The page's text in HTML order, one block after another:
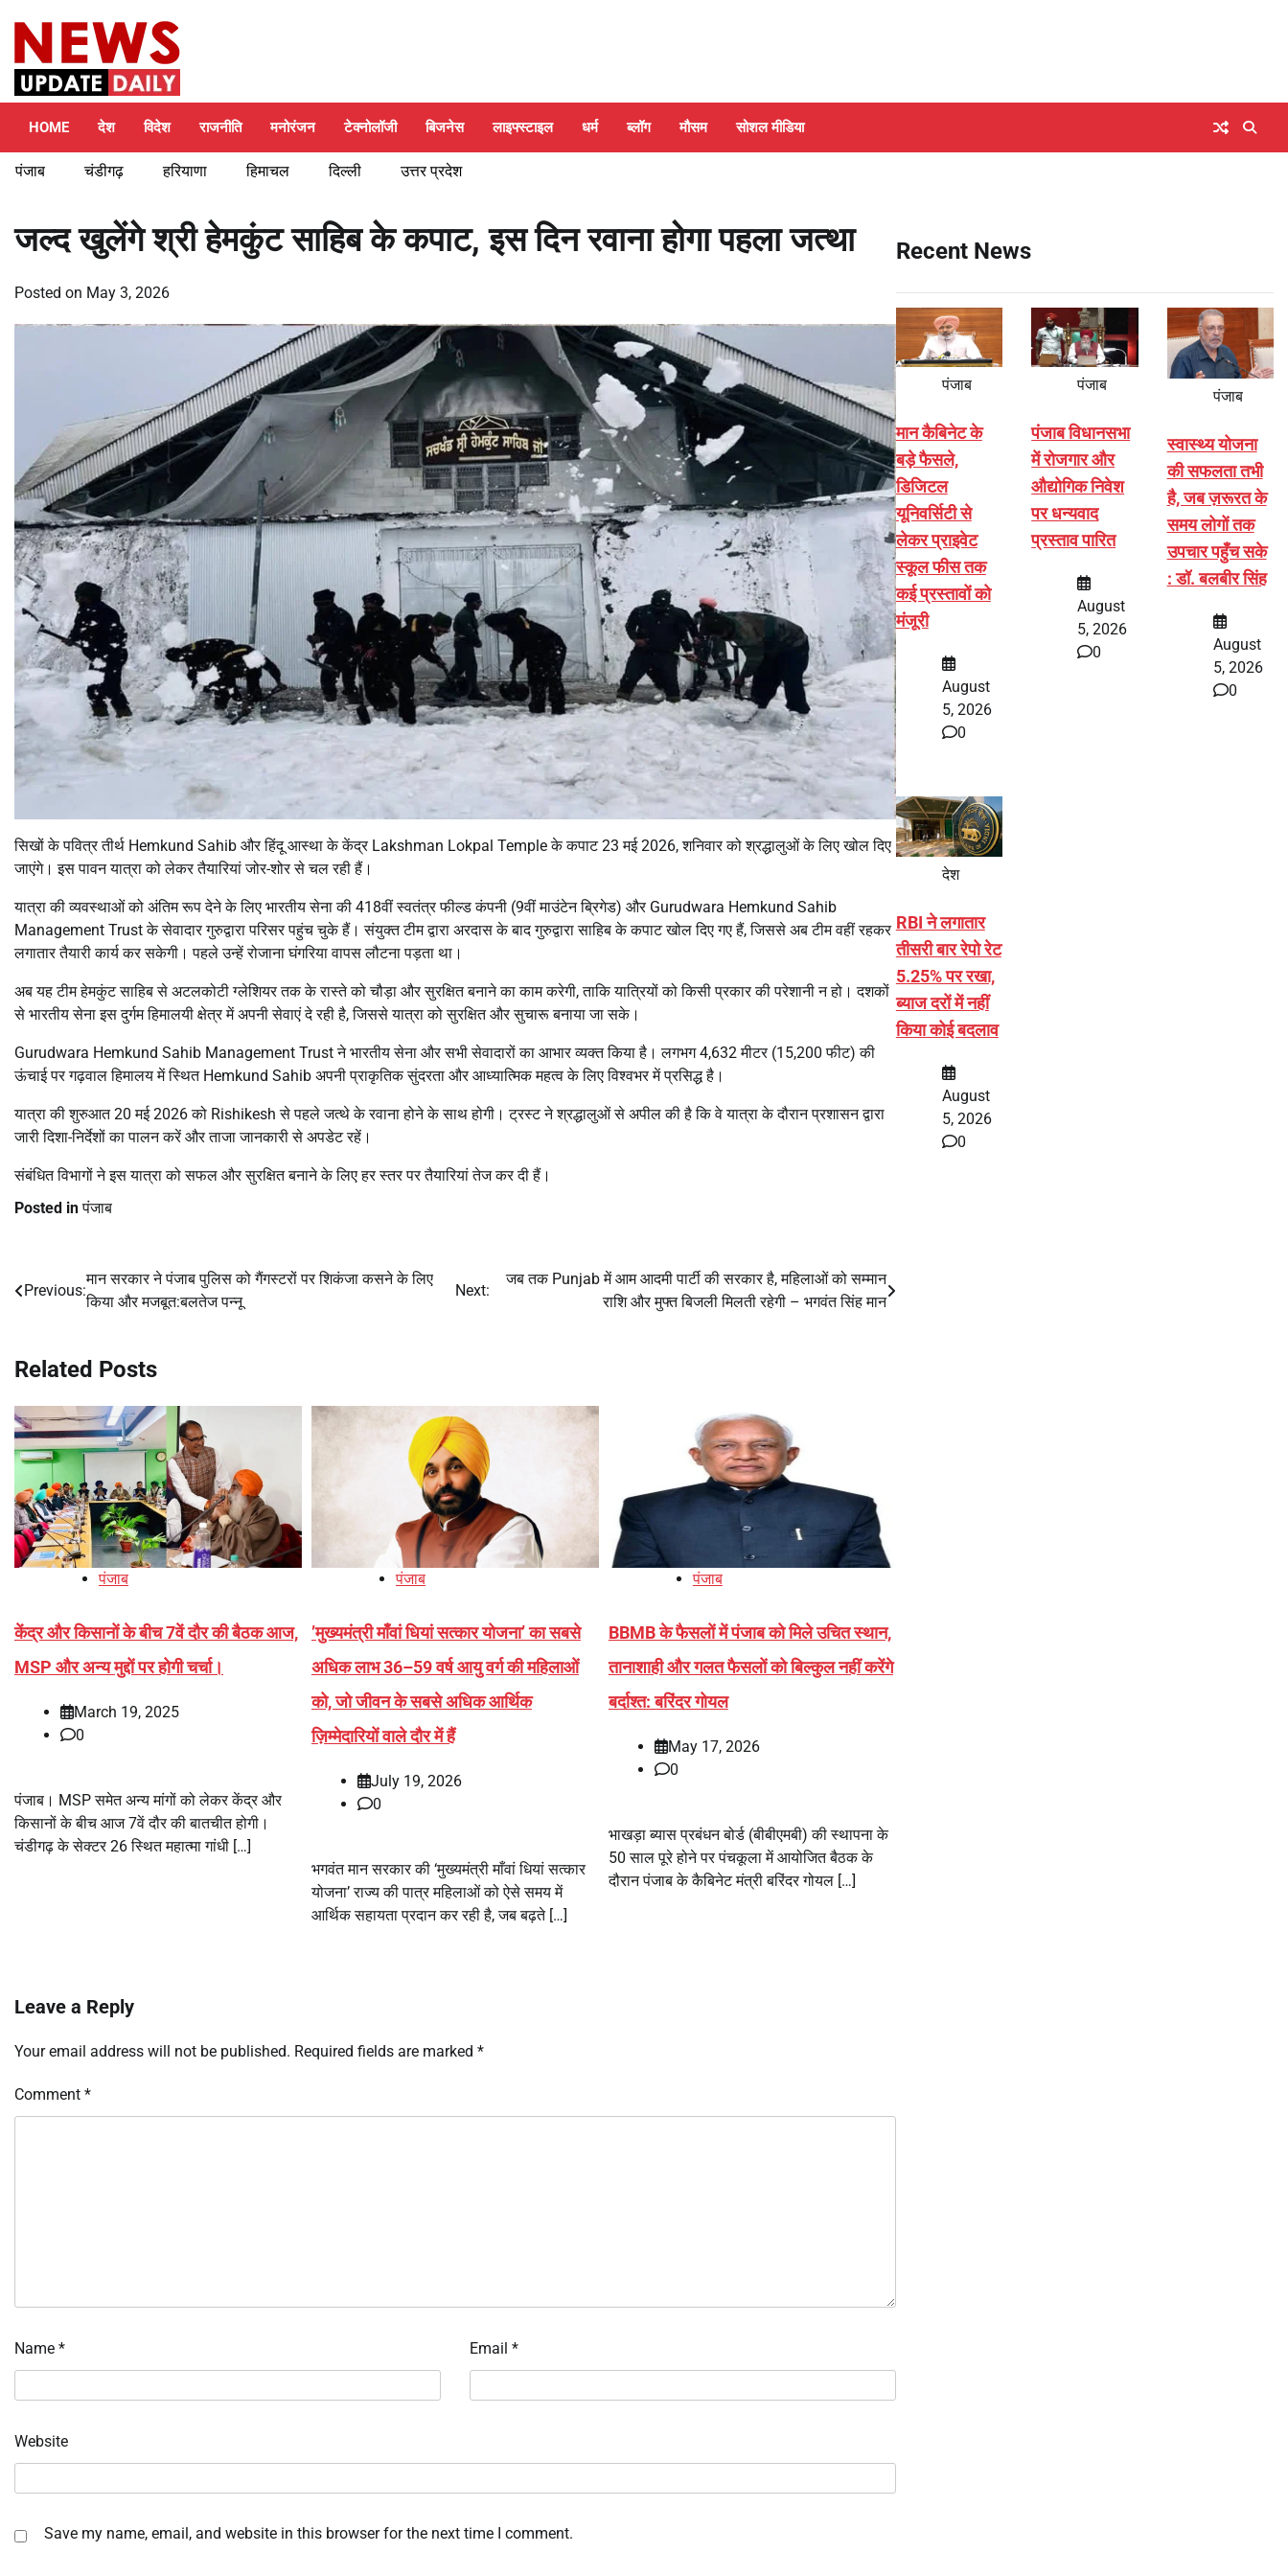
content
HOME देश विदेश राजनीति मनोरंजन टेक्नोलॉजी बिजनेस लाइफ्स्टाइल धर्म ब्लॉग मौसम सोशल मीडिया
पंजाब चंडीगढ़ हरियाणा हिमाचल दिल्ली उत्तर प्रदेश
जल्द खुलेंगे श्री हेमकुंट साहिब के कपाट, इस दिन रवाना होगा पहला जत्था
Posted on May 3, 2026
सिखों के पवित्र तीर्थ Hemkund Sahib और हिंदू आस्था के केंद्र Lakshman Lokpal Templeके कपाट 23 मई 2026, शनिवार को श्रद्धालुओं के लिए खोल दिए
जाएंगे। इस पावन यात्रा को लेकर तैयारियां जोर-शोर से चल रही हैं।
यात्रा की व्यवस्थाओं को अंतिम रूप देने के लिए भारतीय सेना की 418वीं स्वतंत्र फील्ड कंपनी (9वीं माउंटेन ब्रिगेड) और Gurudwara Hemkund Sahib
Management Trustके सेवादार गुरुद्वारा परिसर पहुंच चुके हैं। संयुक्त टीम द्वारा अरदास के बाद गुरुद्वारा साहिब के कपाट खोल दिए गए हैं, जिससे अब टीम वहीं रहकर
लगातार तैयारी कार्य कर सकेगी। पहले उन्हें रोजाना घंगरिया वापस लौटना पड़ता था।
अब यह टीम हेमकुंट साहिब से अटलकोटी ग्लेशियर तक के रास्ते को चौड़ा और सुरक्षित बनाने का काम करेगी, ताकि यात्रियों को किसी प्रकार की परेशानी न हो। दशकों
से भारतीय सेना इस दुर्गम हिमालयी क्षेत्र में अपनी सेवाएं दे रही है, जिससे यात्रा को सुरक्षित और सुचारू बनाया जा सके।
Gurudwara Hemkund Sahib Management Trustने भारतीय सेना और सभी सेवादारों का आभार व्यक्त किया है। लगभग 4,632 मीटर (15,200 फीट) की
ऊंचाई पर गढ़वाल हिमालय में स्थित Hemkund Sahib अपनी प्राकृतिक सुंदरता और आध्यात्मिक महत्व के लिए विश्वभर में प्रसिद्ध है।
यात्रा की शुरुआत 20 मई 2026 को Rishikesh से पहले जत्थे के रवाना होने के साथ होगी। ट्रस्ट ने श्रद्धालुओं से अपील की है कि वे यात्रा के दौरान प्रशासन द्वारा
जारी दिशा-निर्देशों का पालन करें और ताजा जानकारी से अपडेट रहें।
संबंधित विभागों ने इस यात्रा को सफल और सुरक्षित बनाने के लिए हर स्तर पर तैयारियां तेज कर दी हैं।
Posted inपंजाब
Post
Previous:
मान सरकार ने पंजाब पुलिस को गैंगस्टरों पर शिकंजा कसने के लिए
किया और मजबूत:बलतेज पन्नू
Next:
जब तक Punjab में आम आदमी पार्टी की सरकार है, महिलाओं को सम्मान
राशि और मुफ्त बिजली मिलती रहेगी – भगवंत सिंह मान
Related Posts
पंजाब
केंद्र और किसानों के बीच 7वें दौर की बैठक आज,
MSP और अन्य मुद्दों पर होगी चर्चा।
March 19, 2025
0
पंजाब। MSP समेत अन्य मांगों को लेकर केंद्र और
किसानों के बीच आज 7वें दौर की बातचीत होगी।
चंडीगढ़ के सेक्टर 26 स्थित महात्मा गांधी […]
पंजाब
’मुख्यमंत्री माँवां धियां सत्कार योजना’ का सबसे
अधिक लाभ 36–59 वर्ष आयु वर्ग की महिलाओं
को, जो जीवन के सबसे अधिक आर्थिक
ज़िम्मेदारियों वाले दौर में हैं
July 19, 2026
0
भगवंत मान सरकार की ‘मुख्यमंत्री माँवां धियां सत्कार
योजना’ राज्य की पात्र महिलाओं को ऐसे समय में
आर्थिक सहायता प्रदान कर रही है, जब बढ़ते […]
पंजाब
BBMB के फैसलों में पंजाब को मिले उचित स्थान,
तानाशाही और गलत फैसलों को बिल्कुल नहीं करेंगे
बर्दाश्त: बरिंदर गोयल
May 17, 2026
0
भाखड़ा ब्यास प्रबंधन बोर्ड (बीबीएमबी) की स्थापना के
50 साल पूरे होने पर पंचकूला में आयोजित बैठक के
दौरान पंजाब के कैबिनेट मंत्री बरिंदर गोयल […]
Leave a Reply
Your email address will not be published. Required fields are marked *
Comment *
Name * Email *
Website
Save my name, email, and website in this browser for the next time I comment.
Recent News
पंजाब
मान कैबिनेट के
बड़े फैसले,
डिजिटल
यूनिवर्सिटी से
लेकर प्राइवेट
स्कूल फीस तक
कई प्रस्तावों को
मंजूरी
August
5, 2026
0
पंजाब
पंजाब विधानसभा
में रोजगार और
औद्योगिक निवेश
पर धन्यवाद
प्रस्ताव पारित
August
5, 2026
0
पंजाब
स्वास्थ्य योजना
की सफलता तभी
है, जब ज़रूरत के
समय लोगों तक
उपचार पहुँच सके
: डॉ. बलबीर सिंह
August
5, 2026
0
देश
RBI ने लगातार
तीसरी बार रेपो रेट
5.25% पर रखा,
ब्याज दरों में नहीं
किया कोई बदलाव
August
5, 2026
0